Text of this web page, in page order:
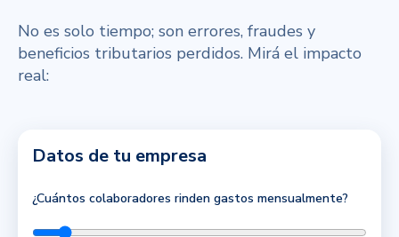
No es solo tiempo; son errores, fraudes y
beneficios tributarios perdidos. Mirá el impacto
real:
Datos de tu empresa
¿Cuántos colaboradores rinden gastos mensualmente?